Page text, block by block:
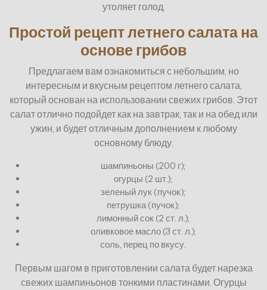
утоляет голод.
Простой рецепт летнего салата на
основе грибов
Предлагаем вам ознакомиться с небольшим, но
интересным и вкусным рецептом летнего салата,
который основан на использовании свежих грибов. Этот
салат отлично подойдет как на завтрак, так и на обед или
ужин, и будет отличным дополнением к любому
основному блюду.
шампиньоны (200 г);
огурцы (2 шт.);
зеленый лук (пучок);
петрушка (пучок);
лимонный сок (2 ст. л.);
оливковое масло (3 ст. л.);
соль, перец по вкусу.
Первым шагом в приготовлении салата будет нарезка
свежих шампиньонов тонкими пластинами. Огурцы